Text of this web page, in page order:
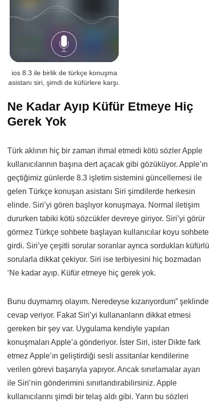
ios 8.3 ile birlik de türkçe konuşma
asistanı siri, şimdi de küfürlere karşı.
Ne Kadar Ayıp Küfür Etmeye Hiç
Gerek Yok
Türk aklının hiç bir zaman ihmal etmedi kötü sözler Apple
kullanıcılarının başına dert açacak gibi gözüküyor. Apple’ın
geçtiğimiz günlerde 8.3 işletim sistemini güncellemesi ile
gelen Türkçe konuşan asistanı Siri şimdilerde herkesin
elinde. Siri’yi gören başlıyor konuşmaya. Normal iletişim
dururken tabiki kötü sözcükler devreye giriyor. Siri’yi görür
görmez Türkçe sohbete başlayan kullanıcılar koyu sohbete
girdi. Siri’ye çeşitli sorular soranlar ayrıca sordukları küfürlü
sorularla dikkat çekiyor. Siri ise terbiyesini hiç bozmadan
‘Ne kadar ayıp. Küfür etmeye hiç gerek yok.
Bunu duymamış olayım. Neredeyse kızarıyordum” şeklinde
cevap veriyor. Fakat Siri’yi kullananların dikkat etmesi
gereken bir şey var. Uygulama kendiyle yapılan
konuşmaları Apple’a gönderiyor. İster Siri, ister Dikte fark
etmez Apple’ın geliştirdiği sesli assitanlar kendilerine
verilen görevi başarıyla yapıyor. Ancak sınırlamalar ayarı
ile Siri’nin gönderimini sınırlandırabilirsiniz. Apple
kullanıcılarını şimdi bir telaş aldı gibi. Yarın bu sözleri